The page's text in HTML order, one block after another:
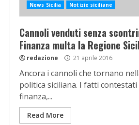
News Sicilia Notizie siciliane
Cannoli venduti senza
Finanza multa la Regione
redazione 21 aprile 2016
Ancora i cannoli che tornano
politica siciliana. I fatti contestati
finanza,...
Read More